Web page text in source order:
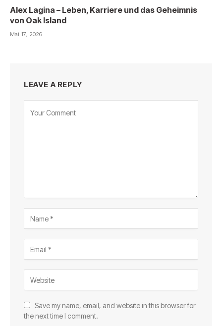
Alex Lagina – Leben, Karriere und das Geheimnis
von Oak Island
Mai 17, 2026
LEAVE A REPLY
Save my name, email, and website in this browser for
the next time I comment.